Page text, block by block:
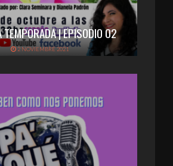
TEMPORADA | EPISODIO 02
2 NOVIEMBRE 2021